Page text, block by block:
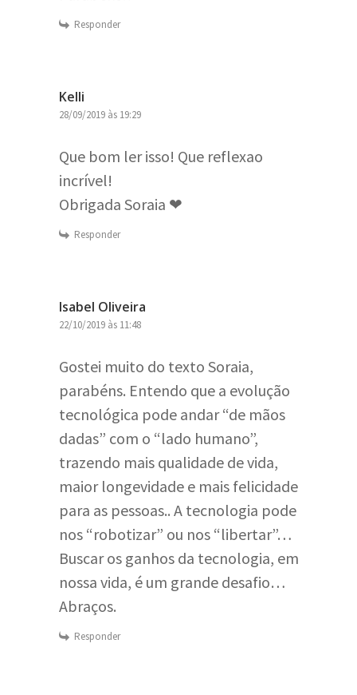
Responder
Kelli
28/09/2019 às 19:29
Que bom ler isso! Que reflexao
incrível!
Obrigada Soraia ❤
Responder
Isabel Oliveira
22/10/2019 às 11:48
Gostei muito do texto Soraia,
parabéns. Entendo que a evolução
tecnológica pode andar “de mãos
dadas” com o “lado humano”,
trazendo mais qualidade de vida,
maior longevidade e mais felicidade
para as pessoas.. A tecnologia pode
nos “robotizar” ou nos “libertar”…
Buscar os ganhos da tecnologia, em
nossa vida, é um grande desafio…
Abraços.
Responder